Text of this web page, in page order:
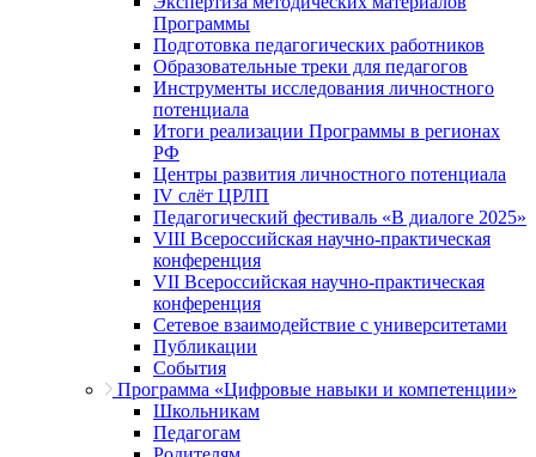
Программы
Подготовка педагогических работников
Образовательные треки для педагогов
Инструменты исследования личностного
потенциала
Итоги реализации Программы в регионах
РФ
Центры развития личностного потенциала
IV слёт ЦРЛП
Педагогический фестиваль «В диалоге 2025»
VIII Всероссийская научно-практическая
конференция
VII Всероссийская научно-практическая
конференция
Сетевое взаимодействие с университетами
Публикации
События
Программа «Цифровые навыки и компетенции»
Школьникам
Педагогам